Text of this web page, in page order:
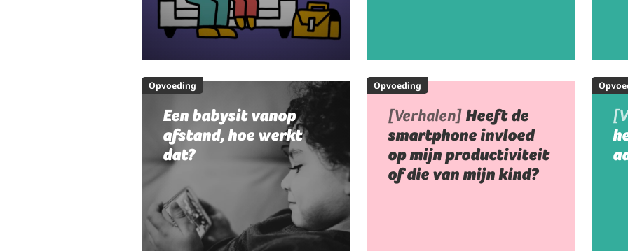
Opvoeding
Een babysit vanop
afstand, hoe werkt
dat?
Opvoeding
[Verhalen] Heeft de
smartphone invloed
op mijn productiviteit
of die van mijn kind?